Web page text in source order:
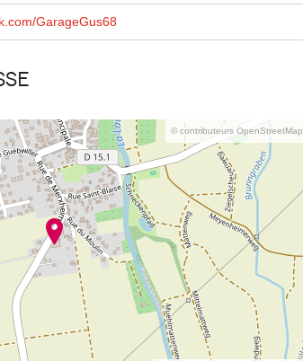
GarageGus68
© contributeurs OpenStreetMap